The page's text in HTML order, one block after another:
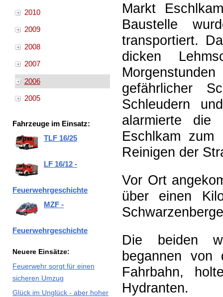
Markt
Baustelle
transportiert.
dicken
gefährlicher
Schleudern
alarmierte die
Eschlkam
Reinigen der
Vor Ort
über einen
Die beiden
begannen von
Fahrbahn,
Hydranten.
2010
2009
2008
2007
2006
2005
Fahrzeuge im Einsatz:
TLF 16/25
LF 16/12 -
Feuerwehrgeschichte
MZF -
Feuerwehrgeschichte
Neuere Einsätze:
Feuerwehr sorgt für einen
sicheren Umzug
Glück im Unglück - aber hoher